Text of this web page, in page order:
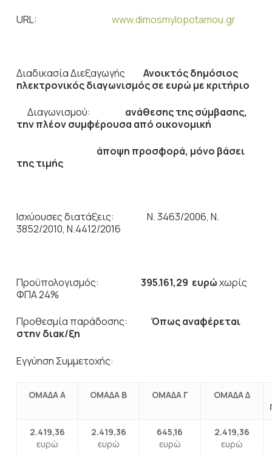
URL: www.dimosmylopotamou.gr
Διαδικασία Διεξαγωγής Ανοικτός δημόσιος
ηλεκτρονικός διαγωνισμός σε ευρώ με κριτήριο
Διαγωνισμού: ανάθεσης της σύμβασης,
την πλέον συμφέρουσα από οικονομική
άποψη προσφορά, μόνο βάσει
της τιμής
Ισχύουσες διατάξεις: Ν. 3463/2006, Ν.
3852/2010, Ν.4412/2016
Προϋπολογισμός: 395.161,29 ευρώχωρίς
ΦΠΑ 24%
Προθεσμία παράδοσης: Όπως αναφέρεται
στην διακ/ξη
Εγγύηση Συμμετοχής:
ΟΜΑΔΑ Α ΟΜΑΔΑ Β ΟΜΑΔΑ Γ ΟΜΑΔΑΔ
2.419,36
ευρώ
2.419,36
ευρώ
645,16
ευρώ
2.419,36
ευρώ